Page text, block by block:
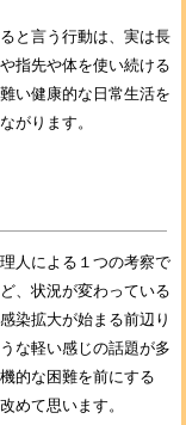
と言う行動は、実は長
指先や体を使い続ける
い健康的な日常生活を
がります。
人による１つの考察で
、状況が変わっている
染拡大が始まる前辺り
な軽い感じの話題が多
的な困難を前にする
めて思います。